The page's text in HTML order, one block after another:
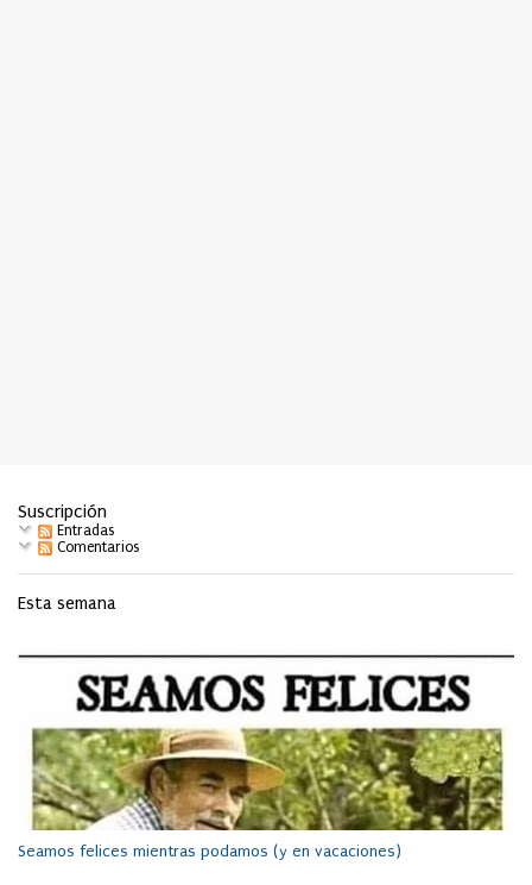
Suscripción
Entradas
Comentarios
Esta semana
Seamos felices mientras podamos (y en vacaciones)